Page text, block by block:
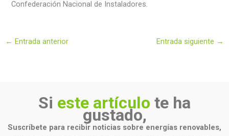
Confederación Nacional de Instaladores.
← Entrada anterior Entrada siguiente →
Si este artículo te ha
gustado,
Suscríbete para recibir noticias sobre energías renovables,